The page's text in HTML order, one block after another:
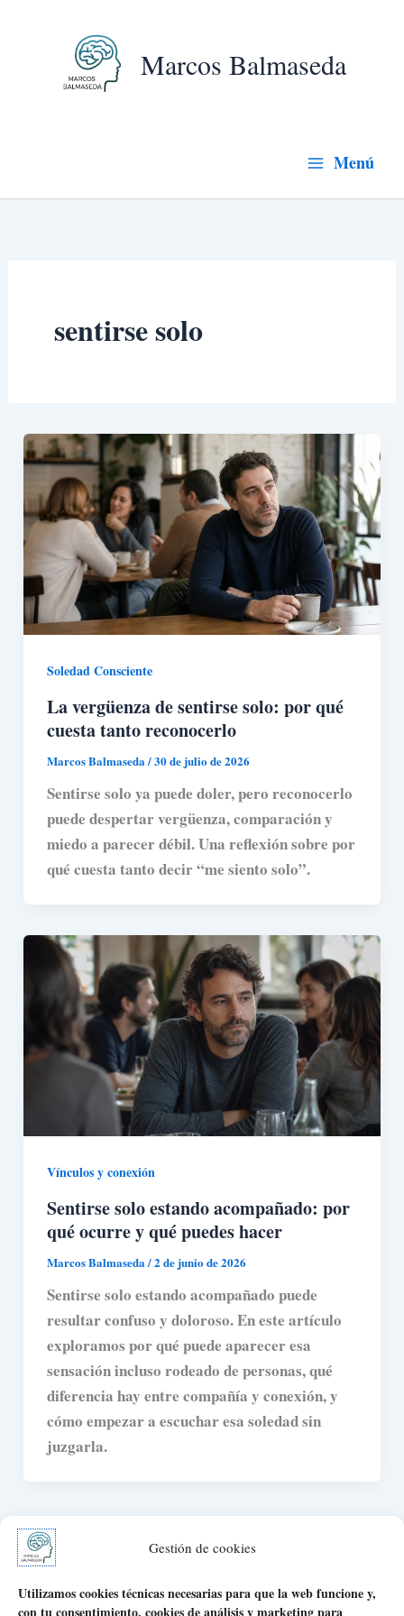
Gestión de cookies
Utilizamos cookies técnicas necesarias para que la web funcione y,
con tu consentimiento, cookies de análisis y marketing para
Marcos Balmaseda
Menú
sentirse solo
Soledad Consciente
La vergüenza de sentirse solo: por qué
cuesta tanto reconocerlo
Marcos Balmaseda /30 de julio de 2026
Sentirse solo ya puede doler, pero reconocerlo
puede despertar vergüenza, comparación y
miedo a parecer débil. Una reflexión sobre por
qué cuesta tanto decir “me siento solo”.
Vínculos y conexión
Sentirse solo estando acompañado: por
qué ocurre y qué puedes hacer
Marcos Balmaseda /2 de junio de 2026
Sentirse solo estando acompañado puede
resultar confuso y doloroso. En este artículo
exploramos por qué puede aparecer esa
sensación incluso rodeado de personas, qué
diferencia hay entre compañía y conexión, y
cómo empezar a escuchar esa soledad sin
juzgarla.